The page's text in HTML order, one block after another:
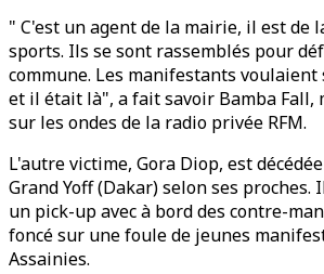
" C'est un agent de la mairie, il est de
sports. Ils se sont rassemblés pour
commune. Les manifestants voulaient
et il était là", a fait savoir Bamba Fall,
sur les ondes de la radio privée RFM.
L'autre victime, Gora Diop, est
Grand Yoff (Dakar) selon ses proches.
un pick-up avec à bord des contre-
foncé sur une foule de jeunes
Assainies.